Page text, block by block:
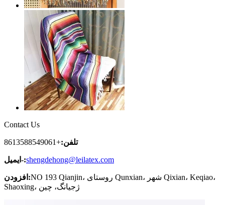
Contact Us
تلفن:+8613588549061
ایمیل-:shengdehong@leilatex.com
افزودن:NO 193 Qianjin، روستای Qunxian، شهر Qixian، Keqiao،
Shaoxing، ژجیانگ، چین